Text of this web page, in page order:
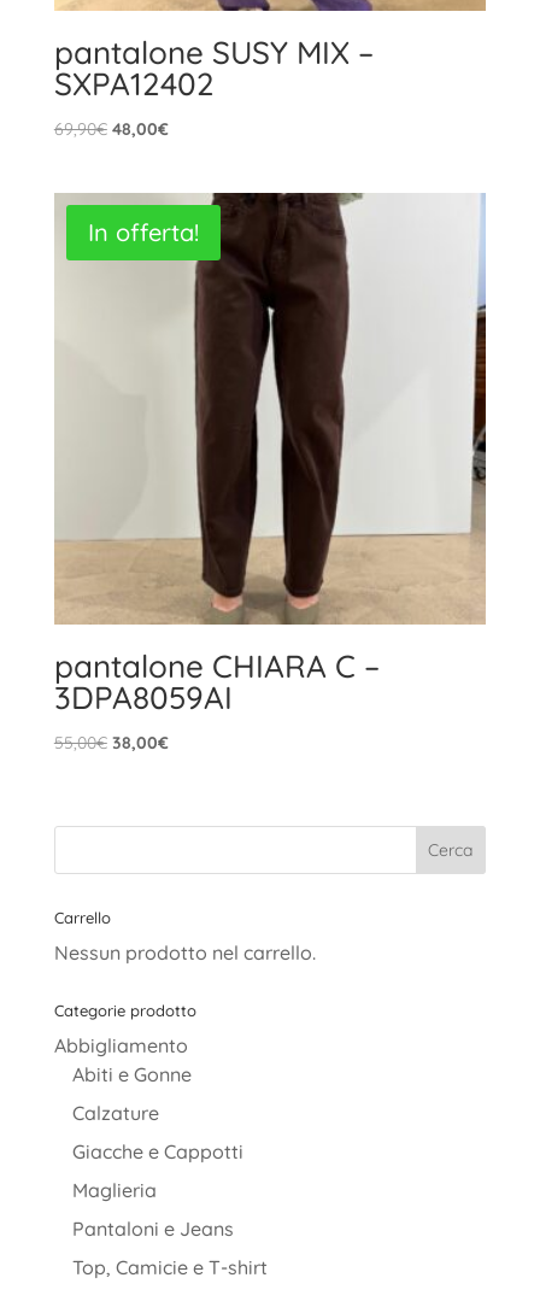
pantalone SUSY MIX –
SXPA12402
69,90€ Il
era:
69,90€.
48,00€Il
è:
48,00€.
In offerta!
pantalone CHIARA C –
3DPA8059AI
55,00€ Il
era:
38,00€Il
è:
Carrello
Nessun prodotto nel carrello.
Categorie prodotto
Abbigliamento
Abiti e Gonne
Calzature
Giacche e Cappotti
Maglieria
Pantaloni e Jeans
Top, Camicie e T-shirt